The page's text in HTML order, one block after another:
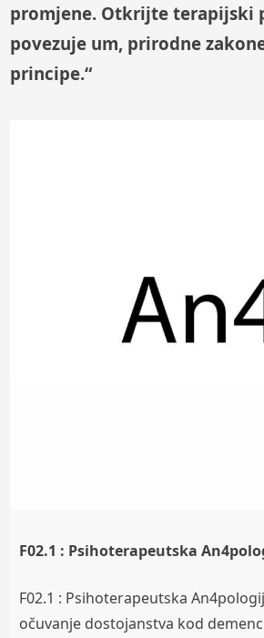
promjene. Otkrijte terapijski
povezuje um, prirodne
principe.“
F02.1 : Psihoterapeutska
F02.1 : Psihoterapeutska
očuvanje dostojanstva kod